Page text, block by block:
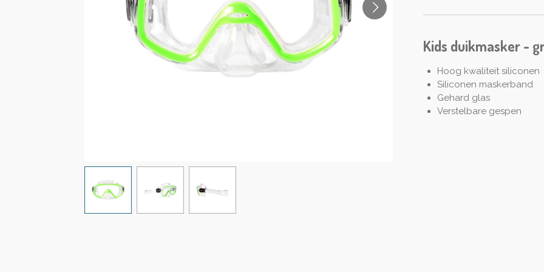
Kids duikmasker -
Hoog kwaliteit siliconen
Siliconen maskerband
Gehard glas
Verstelbare gespen